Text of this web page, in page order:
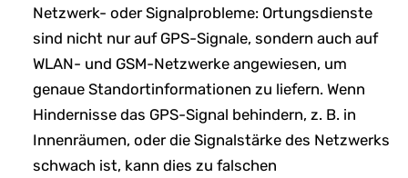
Netzwerk- oder Signalprobleme: Ortungsdienste
sind nicht nur auf GPS-Signale, sondern auch auf
WLAN- und GSM-Netzwerke angewiesen, um
genaue Standortinformationen zu liefern. Wenn
Hindernisse das GPS-Signal behindern, z. B. in
Innenräumen, oder die Signalstärke des Netzwerks
schwach ist, kann dies zu falschen